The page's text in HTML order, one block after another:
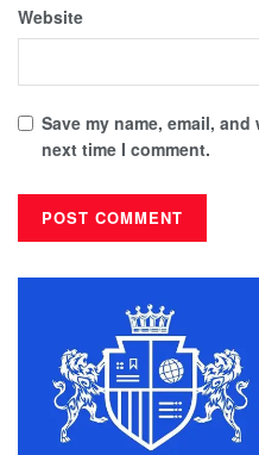
Website
Save my name, email,
next time I comment.